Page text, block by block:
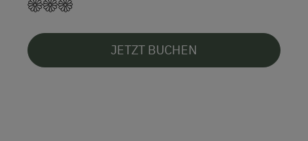
JETZT BUCHEN